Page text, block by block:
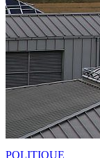
POLITIQUE